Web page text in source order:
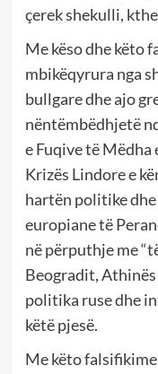
çerek shekulli,
Me këso dhe këto
mbikëqyrura nga
bullgare dhe ajo
nëntëmbëdhjetë
e Fuqive të Mëdha
Krizës Lindore e
hartën politike
europiane të
në përputhje me
Beogradit,
politika ruse dhe
këtë pjesë.
Me këto